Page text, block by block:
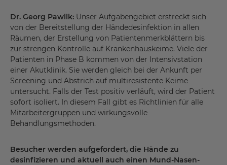
Dr. Georg Pawlik: Unser Aufgabengebiet erstreckt sich
von der Bereitstellung der Händedesinfektion in allen
Räumen, der Erstellung von Patientenmerkblättern bis
zur strengen Kontrolle auf Krankenhauskeime. Viele der
Patienten in Phase B kommen von der Intensivstation
einer Akutklinik. Sie werden gleich bei der Ankunft per
Screening und Abstrich auf multiresistente Keime
untersucht. Falls der Test positiv verläuft, wird der Patient
sofort isoliert. In diesem Fall gibt es Richtlinien für alle
Mitarbeitergruppen und wirkungsvolle
Behandlungsmethoden.
Besucher werden aufgefordert, die Hände zu
desinfizieren und aktuell auch einen Mund-Nasen-